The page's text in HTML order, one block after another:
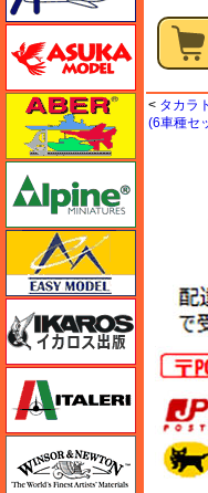
< タカラ
(6車種セ
アスカモデル
アベール
イカロス出
イタレリ
ウインザー